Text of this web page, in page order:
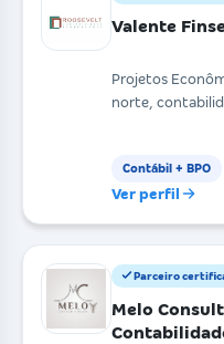
Valente
Projetos
norte,
Contábil + BPO
Ver perfil
Parceiro
Melo